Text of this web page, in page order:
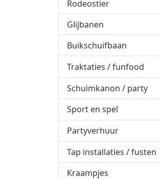
Rodeostier
Glijbanen
Buikschuifbaan
Traktaties / funfood
Schuimkanon / party
Sport en spel
Partyverhuur
Tap installaties / fusten
Kraampjes